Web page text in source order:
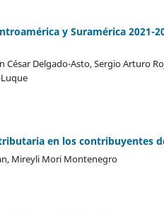
y Suramérica 2021-
César Delgado-Asto, Sergio Arturo
en los contribuyentes
Mireyli Mori Montenegro